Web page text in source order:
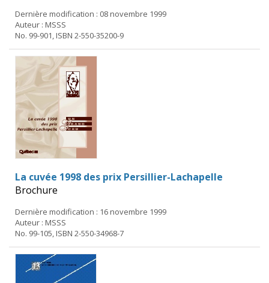
Dernière modification : 08 novembre 1999
Auteur : MSSS
No. 99-901, ISBN 2-550-35200-9
La cuvée 1998 des prix Persillier-Lachapelle
Brochure
Dernière modification : 16 novembre 1999
Auteur : MSSS
No. 99-105, ISBN 2-550-34968-7